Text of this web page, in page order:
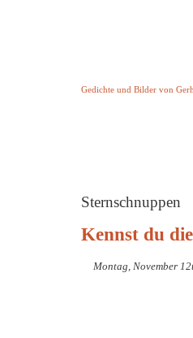
Gedichte und Bilder von
Sternschnuppen
Kennst du
Montag, November